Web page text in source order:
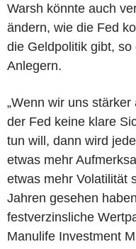
Warsh könnte auch
ändern, wie die Fed
die Geldpolitik gibt,
Anlegern.
„Wenn wir uns
der Fed keine klare
tun will, dann wird
etwas mehr
etwas mehr Volatilität
Jahren gesehen
festverzinsliche
Manulife Investment